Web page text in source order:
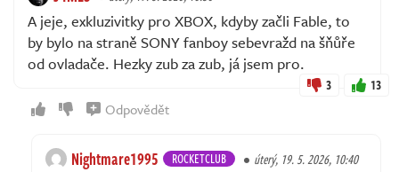
A jeje, exkluzivitky pro XBOX, kdyby začli Fable, to
by bylo na straně SONY fanboy sebevražd na šňůře
od ovladače. Hezky zub za zub, já jsem pro.
3 13
Odpovědět
Nightmare1995 ROCKETCLUB úterý, 19. 5. 2026, 10:40